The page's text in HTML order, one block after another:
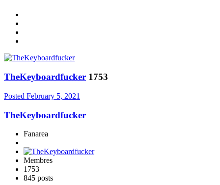
TheKeyboardfucker 1753
Posted February 5, 2021
TheKeyboardfucker
Fanarea
Membres
1753
845 posts